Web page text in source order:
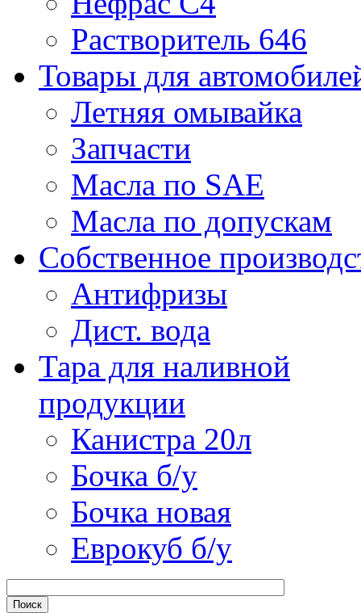
Растворитель 646
Товары для
Летняя омывайка
Запчасти
Масла по SAE
Масла по допускам
Собственное
Антифризы
Дист. вода
Тара для наливной
продукции
Канистра 20л
Бочка б/у
Бочка новая
Еврокуб б/у